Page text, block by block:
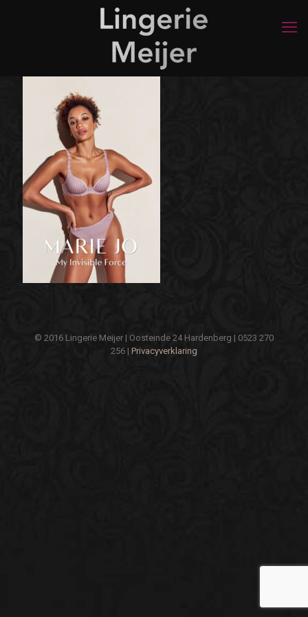
© 2016 Lingerie Meijer | Oosteinde 24 Hardenberg | 0523 270
256 | Privacyverklaring